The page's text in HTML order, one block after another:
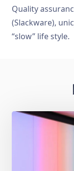
Quality
(Slackware),
“slow” life style.